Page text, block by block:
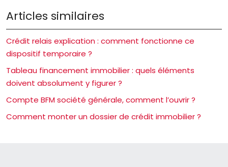
Articles similaires
Crédit relais explication : comment fonctionne ce
dispositif temporaire ?
Tableau financement immobilier : quels éléments
doivent absolument y figurer ?
Compte BFM société générale, comment l’ouvrir ?
Comment monter un dossier de crédit immobilier ?